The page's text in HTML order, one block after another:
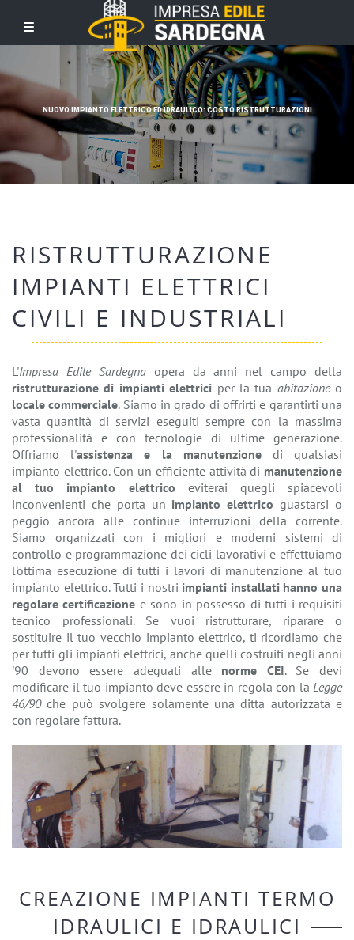
NUOVO IMPIANTO ELETTRICO ED IDRAULICO: COSTO RISTRUTTURAZIONI
RISTRUTTURAZIONE
IMPIANTI ELETTRICI
CIVILI E INDUSTRIALI
L'Impresa Edile Sardegnaopera da anni nel campo della
ristrutturazione di impianti elettrici per la tua abitazioneo
locale commerciale. Siamo in grado di offrirti e garantirti una
vasta quantità di servizi eseguiti sempre con la massima
professionalità e con tecnologie di ultime generazione.
Offriamo l'assistenza e la manutenzionedi qualsiasi
impianto elettrico. Con un efficiente attività di manutenzione
al tuo impianto elettrico eviterai quegli spiacevoli
inconvenienti che porta un impianto elettrico guastarsi o
peggio ancora alle continue interruzioni della corrente.
Siamo organizzati con i migliori e moderni sistemi di
controllo e programmazione dei cicli lavorativi e effettuiamo
l'ottima esecuzione di tutti i lavori di manutenzione al tuo
impianto elettrico. Tutti i nostri impianti installati hanno una
regolare certificazione e sono in possesso di tutti i requisiti
tecnico professionali. Se vuoi ristrutturare, riparare o
sostituire il tuo vecchio impianto elettrico, ti ricordiamo che
per tutti gli impianti elettrici, anche quelli costruiti negli anni
'90 devono essere adeguati alle norme CEI. Se devi
modificare il tuo impianto deve essere in regola con la Legge
46/90che può svolgere solamente una ditta autorizzata e
con regolare fattura.
CREAZIONE IMPIANTI TERMO
IDRAULICI E IDRAULICI